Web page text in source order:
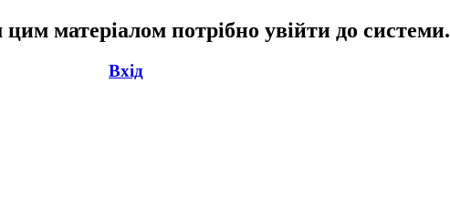
матеріалом потрібно увійти до системи.
Вхід